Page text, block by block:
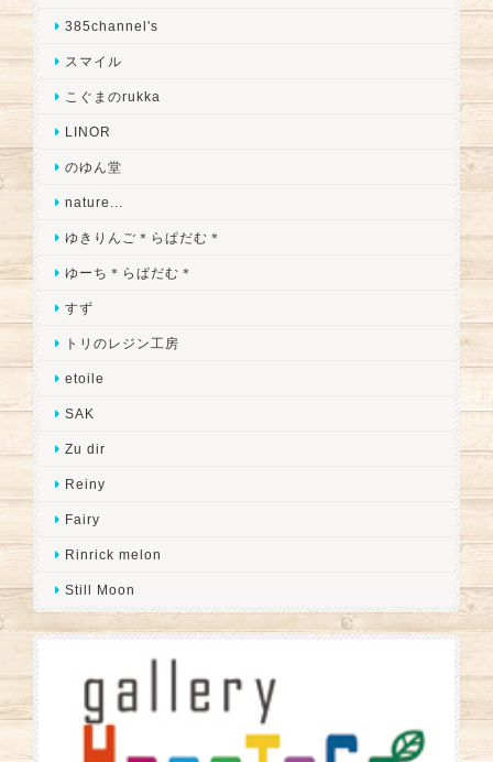
385channel's
スマイル
こぐまのrukka
LINOR
のゆん堂
nature...
ゆきりんご＊らぱだむ＊
ゆーち＊らぱだむ＊
すず
トリのレジン工房
etoile
SAK
Zu dir
Reiny
Fairy
Rinrick melon
Still Moon